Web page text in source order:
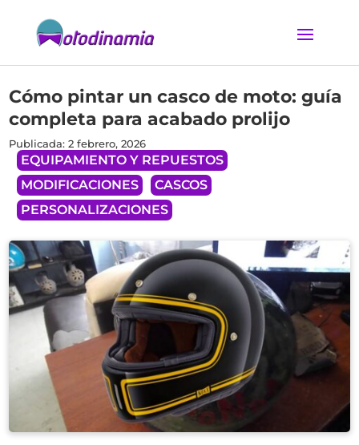
Cómo pintar un casco de moto: guía
completa para acabado prolijo
Publicada: 2 febrero, 2026
EQUIPAMIENTO Y REPUESTOS
MODIFICACIONES
CASCOS
PERSONALIZACIONES